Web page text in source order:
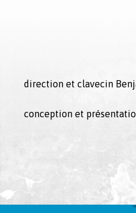
direction et clavecin
conception et